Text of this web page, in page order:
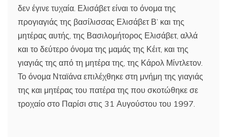
δεν έγινε τυχαία. Ελισάβετ είναι το όνομα της
προγιαγιάς της βασίλισσας Ελισάβετ Β’ και της
μητέρας αυτής, της Βασιλομήτορος Ελισάβετ, αλλά
και το δεύτερο όνομα της μαμάς της Κέιτ, και της
γιαγιάς της από τη μητέρα της, της Κάρολ Μίντλετον.
Το όνομα Νταϊάνα επιλέχθηκε στη μνήμη της γιαγιάς
της και μητέρας του πατέρα της που σκοτώθηκε σε
τροχαίο στο Παρίσι στις 31 Αυγούστου του 1997.